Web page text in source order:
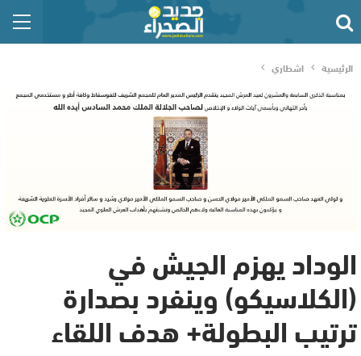
الرئيسية اشطاري
الوداد يهزم الجيش في
(الكلاسيكو) وينفرد بصدارة
ترتيب البطولة+ هدف اللقاء